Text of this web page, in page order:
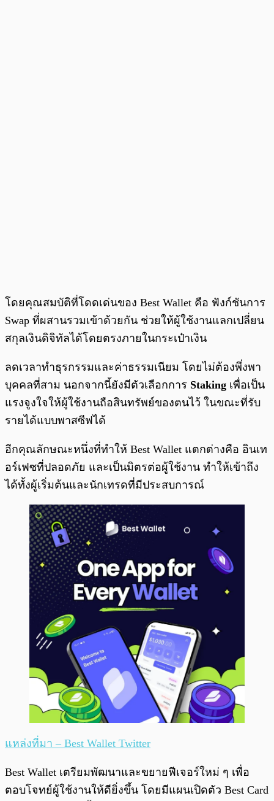
โดยคุณสมบัติที่โดดเด่นของ Best Wallet คือ ฟังก์ชันการ
Swap ที่ผสานรวมเข้าด้วยกัน ช่วยให้ผู้ใช้งานแลกเปลี่ยน
สกุลเงินดิจิทัลได้โดยตรงภายในกระเป๋าเงิน
ลดเวลาทำธุรกรรมและค่าธรรมเนียม โดยไม่ต้องพึ่งพา
บุคคลที่สาม นอกจากนี้ยังมีตัวเลือกการ Staking เพื่อเป็น
แรงจูงใจให้ผู้ใช้งานถือสินทรัพย์ของตนไว้ ในขณะที่รับ
รายได้แบบพาสซีฟได้
อีกคุณลักษณะหนึ่งที่ทำให้ Best Wallet แตกต่างคือ อินเท
อร์เฟซที่ปลอดภัย และเป็นมิตรต่อผู้ใช้งาน ทำให้เข้าถึง
ได้ทั้งผู้เริ่มต้นและนักเทรดที่มีประสบการณ์
แหล่งที่มา – Best Wallet Twitter
Best Wallet เตรียมพัฒนาและขยายฟีเจอร์ใหม่ ๆ เพื่อ
ตอบโจทย์ผู้ใช้งานให้ดียิ่งขึ้น โดยมีแผนเปิดตัว Best Card